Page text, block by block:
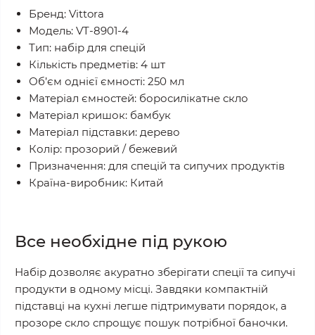
Бренд: Vittora
Модель: VT-8901-4
Тип: набір для спецій
Кількість предметів: 4 шт
Об’єм однієї ємності: 250 мл
Матеріал ємностей: боросилікатне скло
Матеріал кришок: бамбук
Матеріал підставки: дерево
Колір: прозорий / бежевий
Призначення: для спецій та сипучих продуктів
Країна-виробник: Китай
Все необхідне під рукою
Набір дозволяє акуратно зберігати спеції та сипучі
продукти в одному місці. Завдяки компактній
підставці на кухні легше підтримувати порядок, а
прозоре скло спрощує пошук потрібної баночки.